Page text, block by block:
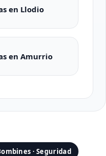
en Llodio
en Amurrio
· Seguridad